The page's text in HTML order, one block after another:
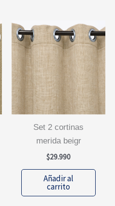
set 2 cortinas
merida beigr
$29.990
Añadir al
carrito